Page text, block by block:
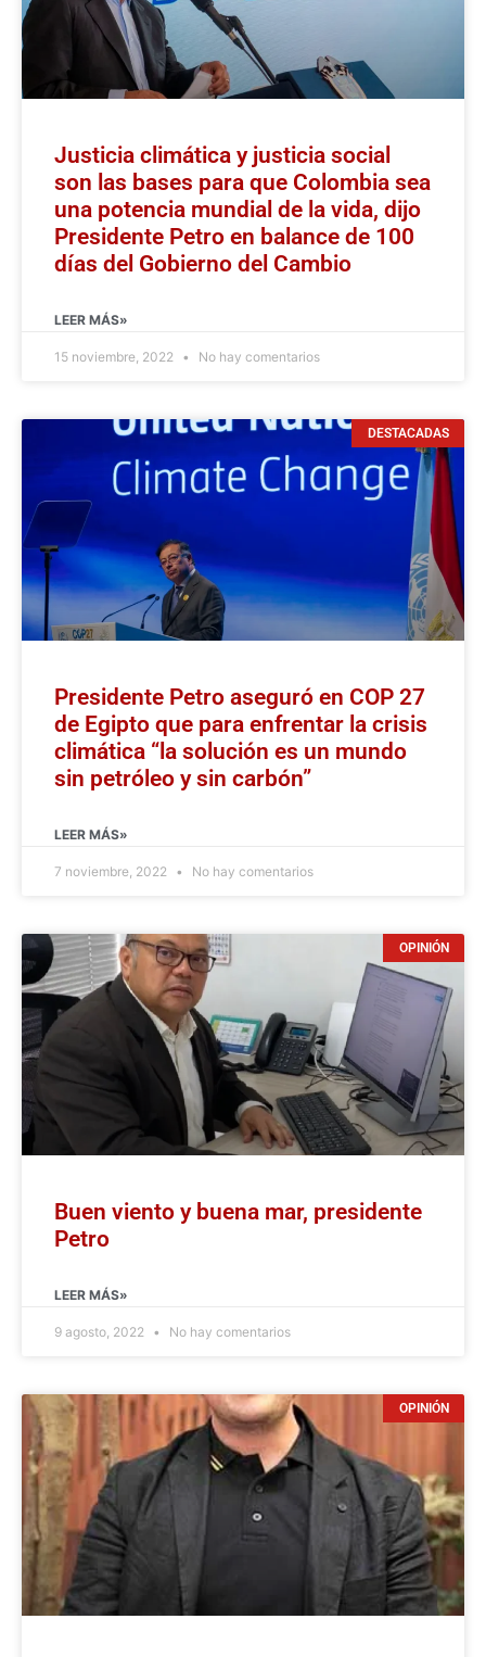
Justicia climática y justicia social
son las bases para que Colombia sea
una potencia mundial de la vida, dijo
Presidente Petro en balance de 100
días del Gobierno del Cambio
LEER MÁS»
15 noviembre, 2022 No hay comentarios
DESTACADAS
Presidente Petro aseguró en COP 27
de Egipto que para enfrentar la crisis
climática “la solución es un mundo
sin petróleo y sin carbón”
LEER MÁS»
7 noviembre, 2022 No hay comentarios
OPINIÓN
Buen viento y buena mar, presidente
Petro
LEER MÁS»
9 agosto, 2022 No hay comentarios
OPINIÓN